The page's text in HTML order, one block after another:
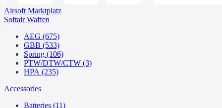
Airsoft Marktplatz
Softair Waffen
AEG (675)
GBB (533)
Spring (106)
PTW/DTW/CTW (3)
HPA (235)
Accessories
Batteries (11)